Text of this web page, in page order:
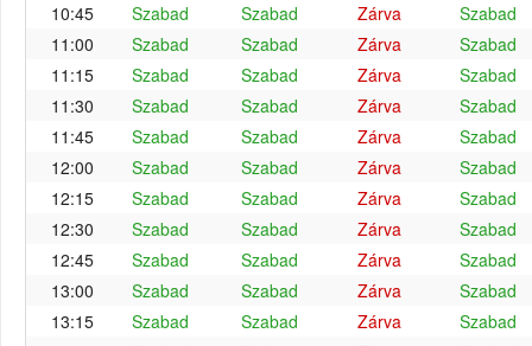
10:45
Szabad Szabad Zárva
Szabad
11:00
Szabad Szabad Zárva
Szabad
11:15
Szabad Szabad Zárva
Szabad
11:30
Szabad Szabad Zárva
Szabad
11:45
Szabad Szabad Zárva
Szabad
12:00
Szabad Szabad Zárva
Szabad
12:15
Szabad Szabad Zárva
Szabad
12:30
Szabad Szabad Zárva
Szabad
12:45
Szabad Szabad Zárva
Szabad
13:00
Szabad Szabad Zárva
Szabad
13:15
Szabad Szabad Zárva
Szabad